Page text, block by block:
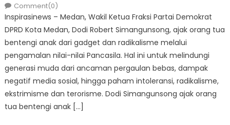
Comment(0)
Inspirasinews – Medan, Wakil Ketua Fraksi Partai Demokrat
DPRD Kota Medan, Dodi Robert Simangunsong, ajak orang tua
bentengi anak dari gadget dan radikalisme melalui
pengamalan nilai-nilai Pancasila. Hal ini untuk melindungi
generasi muda dari ancaman pergaulan bebas, dampak
negatif media sosial, hingga paham intoleransi, radikalisme,
ekstrimisme dan terorisme. Dodi Simangunsong ajak orang
tua bentengi anak […]